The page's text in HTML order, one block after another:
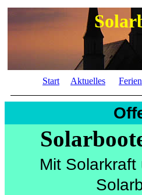
Start Aktuelles
Mit